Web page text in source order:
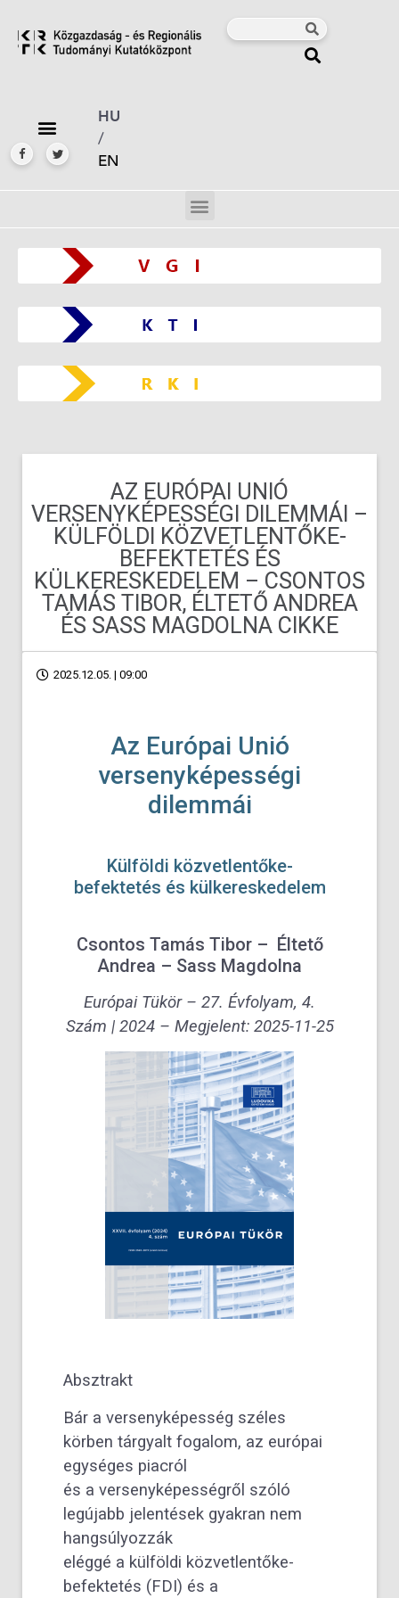
HU
/
EN
AZ EURÓPAI UNIÓ
VERSENYKÉPESSÉGI DILEMMÁI –
KÜLFÖLDI KÖZVETLENTŐKE-
BEFEKTETÉS ÉS
KÜLKERESKEDELEM – CSONTOS
TAMÁS TIBOR, ÉLTETŐ ANDREA
ÉS SASS MAGDOLNA CIKKE
2025.12.05. | 09:00
Az Európai Unió
versenyképességi
dilemmái
Külföldi közvetlentőke-
befektetés és külkereskedelem
Csontos Tamás Tibor – Éltető
Andrea – Sass Magdolna
Európai Tükör – 27. Évfolyam, 4.
Szám | 2024 – Megjelent: 2025-11-25
Absztrakt
Bár a versenyképesség széles
körben tárgyalt fogalom, az európai
egységes piacról
és a versenyképességről szóló
legújabb jelentések gyakran nem
hangsúlyozzák
eléggé a külföldi közvetlentőke-
befektetés (FDI) és a